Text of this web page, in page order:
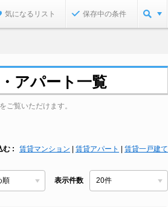
気になるリスト 保存中の条件
アパート一覧
ご覧いただけます。
む 賃貸マンション 賃貸アパート 賃貸一戸建て
表示件数